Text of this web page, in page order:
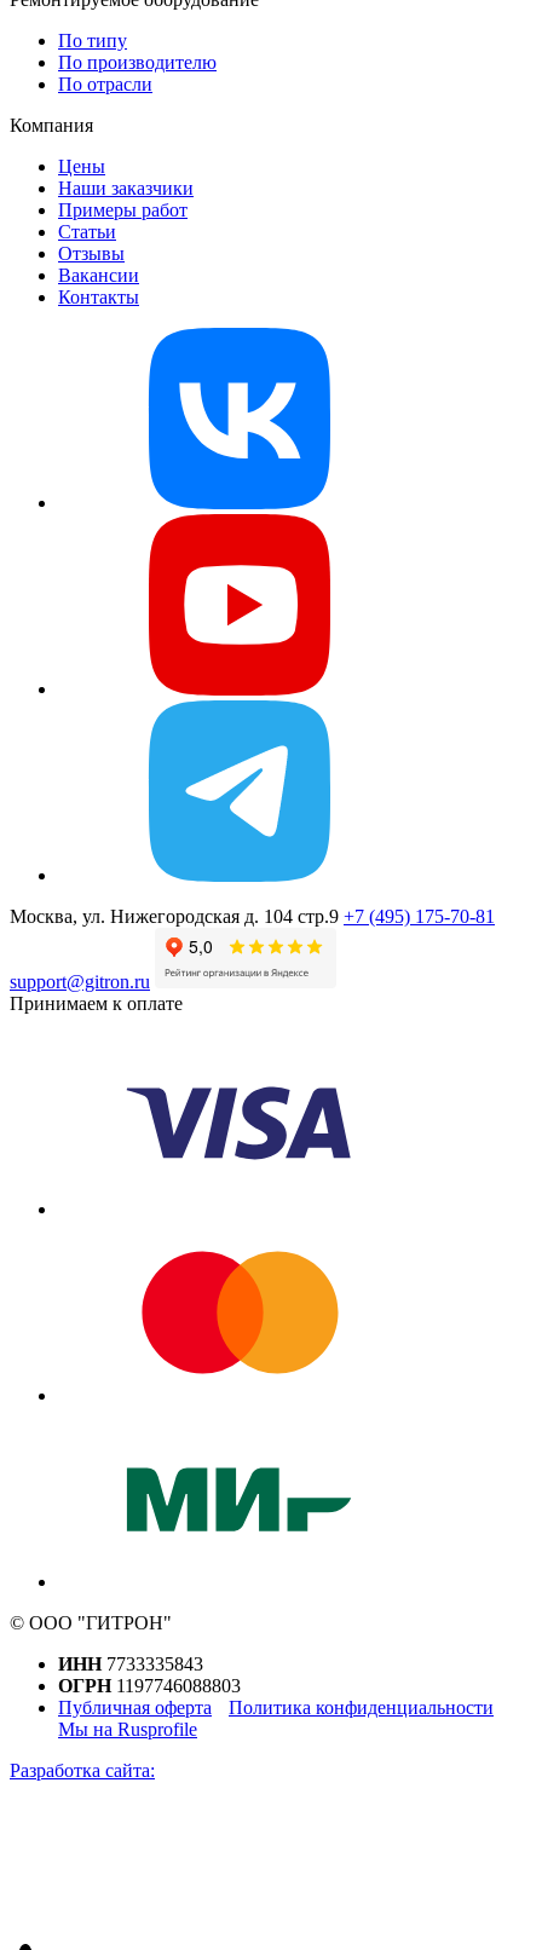
По типу
По производителю
По отрасли
Компания
Цены
Наши заказчики
Примеры работ
Статьи
Отзывы
Вакансии
Контакты
Москва, ул. Нижегородская д. 104 стр.9 +7 (495) 175-70-81
support@gitron.ru
Принимаем к оплате
© ООО "ГИТРОН"
ИНН7733335843
ОГРН1197746088803
Публичная оферта
Политика конфиденциальности
Мы на Rusprofile
Разработка сайта: